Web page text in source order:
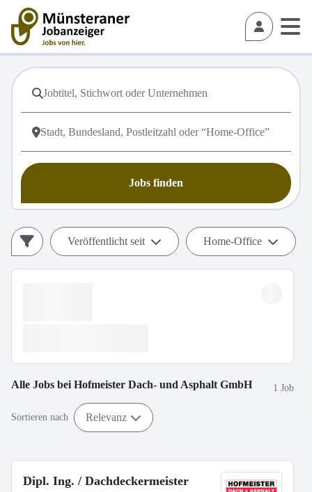
Jobs finden
Veröffentlicht seit Home-Office
Alle Jobs bei Hofmeister Dach- und Asphalt GmbH 1 Job
Sortieren nach Relevanz
Dipl. Ing. / Dachdeckermeister